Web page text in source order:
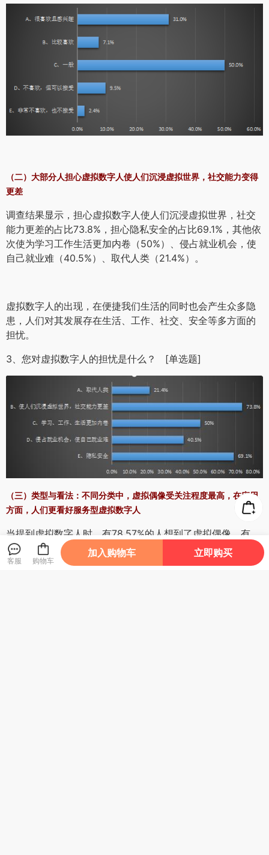
（二）大部分人担心虚拟数字人使人们沉浸虚拟世界，社交能力变得
更差
调查结果显示，担心虚拟数字人使人们沉浸虚拟世界，社交
能力更差的占比73.8%，担心隐私安全的占比69.1%，其他依
次使为学习工作生活更加内卷（50%）、侵占就业机会，使
自己就业难（40.5%）、取代人类（21.4%）。
虚拟数字人的出现，在便捷我们生活的同时也会产生众多隐
患，人们对其发展存在生活、工作、社交、安全等多方面的
担忧。
3、您对虚拟数字人的担忧是什么？ [单选题]
（三）类型与看法：不同分类中，虚拟偶像受关注程度最高，在应用
方面，人们更看好服务型虚拟数字人
当提到虚拟数字人时，有78.57%的人想到了虚拟偶像，有
61.9%的人想到了虚拟主播，还有52.4%的人想到了虚拟员
工。此外，对于虚拟数字人的应用，大家更看好服务型，如
客服 购物车
加入购物车 立即购买